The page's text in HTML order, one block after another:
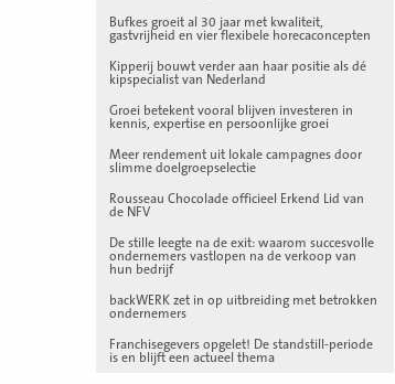
Bufkes groeit al 30 jaar met kwaliteit,
gastvrijheid en vier flexibele horecaconcepten
Kipperij bouwt verder aan haar positie als dé
kipspecialist van Nederland
Groei betekent vooral blijven investeren in
kennis, expertise en persoonlijke groei
Meer rendement uit lokale campagnes door
slimme doelgroepselectie
Rousseau Chocolade officieel Erkend Lid van
de NFV
De stille leegte na de exit: waarom succesvolle
ondernemers vastlopen na de verkoop van
hun bedrijf
backWERK zet in op uitbreiding met betrokken
ondernemers
Franchisegevers opgelet! De standstill-periode
is en blijft een actueel thema